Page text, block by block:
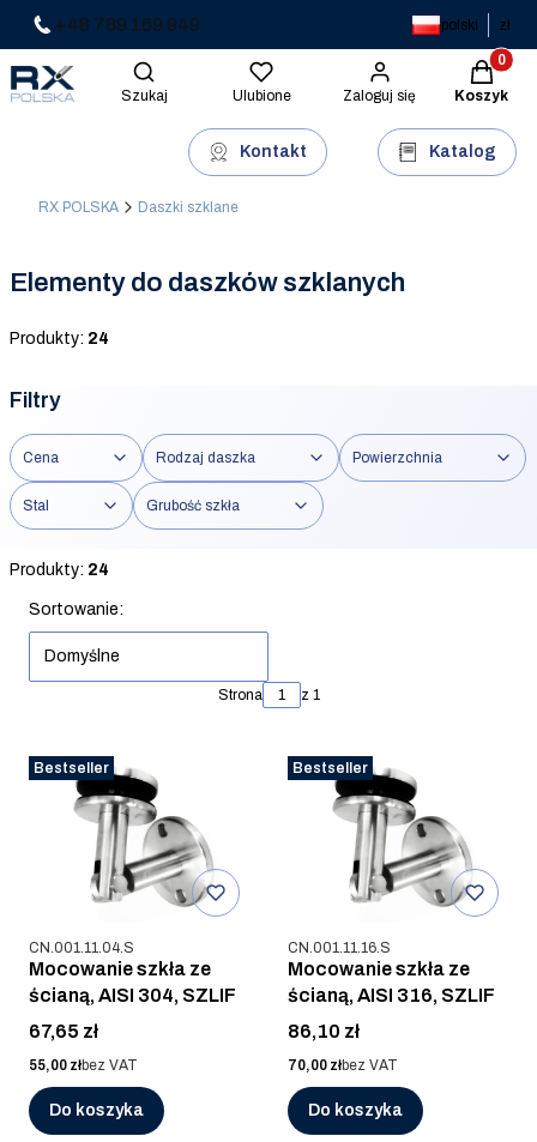
+48 789 169 949 polski zł
Otwórz wyszukiwarkę
Szukaj Ulubione Zaloguj się Koszyk
Kontakt Katalog
RX POLSKA Daszki szklane
Elementy do daszków szklanych
Produkty: 24
Filtry
Cena Rodzaj daszka Powierzchnia
Stal Grubość szkła
Koniec filtrów
Produkty: 24
Lista produktów
Sortowanie:
Domyślne
Strona z 1
Bestseller
Kod produktu
CN.001.11.04.S
Mocowanie szkła ze
ścianą, AISI 304, SZLIF
Cena
67,65 zł
Cena
55,00 złbez VAT
Do koszyka
Bestseller
Kod produktu
CN.001.11.16.S
Mocowanie szkła ze
ścianą, AISI 316, SZLIF
Cena
86,10 zł
Cena
70,00 złbez VAT
Do koszyka